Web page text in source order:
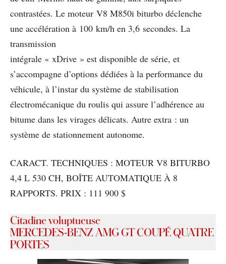
contrastées. Le moteur V8 M850i biturbo déclenche
une accélération à 100 km/h en 3,6 secondes. La
transmission
intégrale « xDrive » est disponible de série, et
s’accompagne d’options dédiées à la performance du
véhicule, à l’instar du système de stabilisation
électromécanique du roulis qui assure l’adhérence au
bitume dans les virages délicats. Autre extra : un
système de stationnement autonome.
CARACT. TECHNIQUES : MOTEUR V8 BITURBO
4,4 L 530 CH, BOÎTE AUTOMATIQUE À 8
RAPPORTS. PRIX : 111 900 $
Citadine voluptueuse
MERCEDES-BENZ AMG GT COUPÉ QUATRE
PORTES